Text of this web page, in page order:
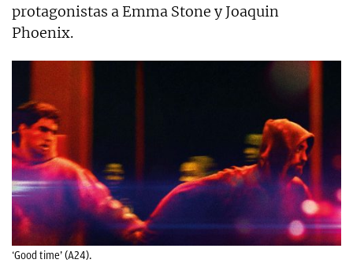
protagonistas a Emma Stone y Joaquin
Phoenix.
‘Good time’ (A24).